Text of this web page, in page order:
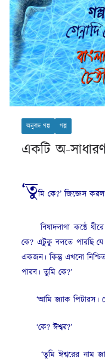
অনুবাদ গল্প গল্প
একটি অ-
‘তুমি কে?’ জিজ্ঞেস
বিষাদলাগা কন্ঠে
কে? এটুকু বলতে পারছি যে
একজন। কিন্তু এখনো
পারব। তুমি কে?’
‘আমি জ্যাক পিটারস।
‘কে? ঈশ্বর?’
‘তুমি ঈশ্বরের নাম